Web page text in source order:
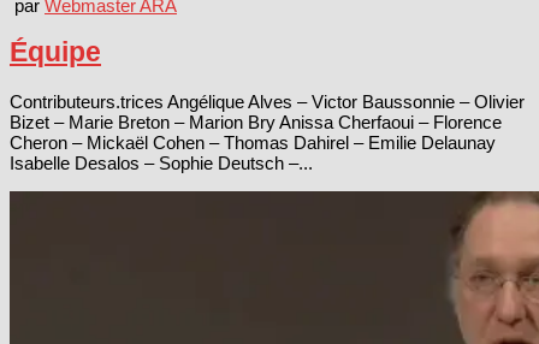
par Webmaster ARA
Équipe
Contributeurs.trices Angélique Alves – Victor Baussonnie – Olivier
Bizet – Marie Breton – Marion Bry Anissa Cherfaoui – Florence
Cheron – Mickaël Cohen – Thomas Dahirel – Emilie Delaunay
Isabelle Desalos – Sophie Deutsch –...